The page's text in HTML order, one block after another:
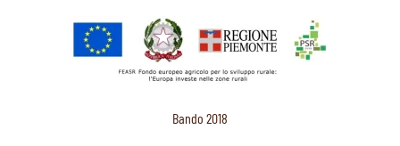
Bando 2018